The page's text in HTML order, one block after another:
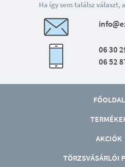
Ha így sem találsz választ,
06 30
06 52
FŐOLDAL
AKCIÓK
TÖRZSVÁSÁRLÓI